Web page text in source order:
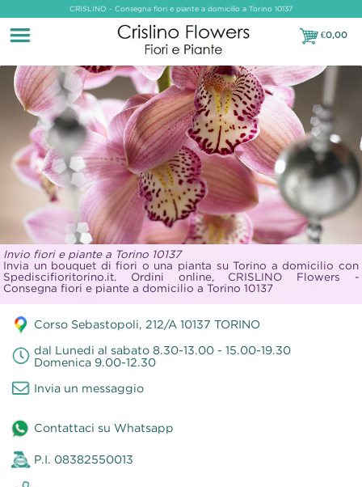
CRISLINO - Consegna fiori e piante a domicilio a Torino 10137
€0,00
€0,00
Corso Sebastopoli, 212/A 10137 TORINO
dal Lunedi al sabato 8.30-13.00 - 15.00-19.30
Domenica 9.00-12.30
Invia un messaggio
Invio fiori e piante a Torino 10137
Invia un bouquet di fiori o una pianta su Torino a domicilio con
Spediscifioritorino.it. Ordini online, CRISLINO Flowers -
Consegna fiori e piante a domicilio a Torino 10137
Contattaci su Whatsapp
P.I. 08382550013